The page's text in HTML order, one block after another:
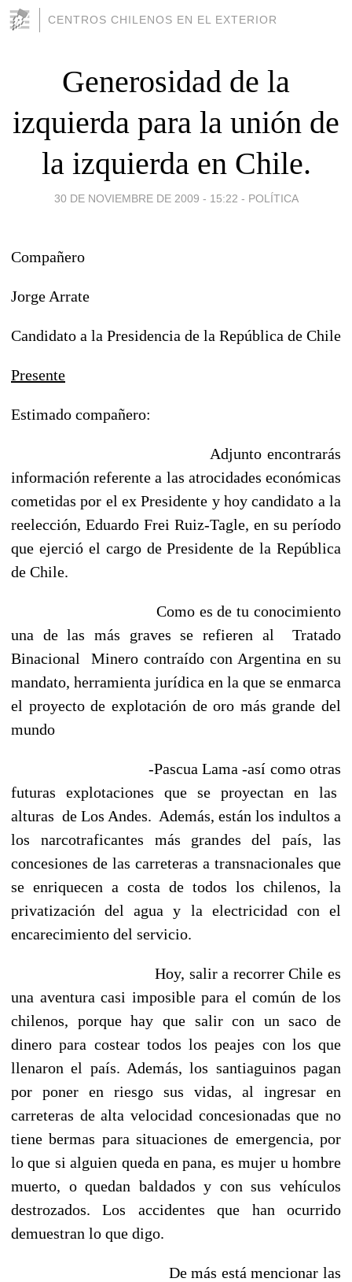
CENTROS CHILENOS EN EL EXTERIOR
Generosidad de la
izquierda para la unión de
la izquierda en Chile.
30 DE NOVIEMBRE DE 2009 - 15:22 - POLÍTICA
Compañero
Jorge Arrate
Candidato a la Presidencia de la República de Chile
Presente
Estimado compañero:
Adjunto encontrarás
información referente a las atrocidades económicas
cometidas por el ex Presidente y hoy candidato a la
reelección, Eduardo Frei Ruiz-Tagle, en su período
que ejerció el cargo de Presidente de la República
de Chile.
Como es de tu conocimiento
una de las más graves se refieren al Tratado
Binacional Minero contraído con Argentina en su
mandato, herramienta jurídica en la que se enmarca
el proyecto de explotación de oro más grande del
mundo
-Pascua Lama -así como otras
futuras explotaciones que se proyectan en las
alturas de Los Andes. Además, están los indultos a
los narcotraficantes más grandes del país, las
concesiones de las carreteras a transnacionales que
se enriquecen a costa de todos los chilenos, la
privatización del agua y la electricidad con el
encarecimiento del servicio.
Hoy, salir a recorrer Chile es
una aventura casi imposible para el común de los
chilenos, porque hay que salir con un saco de
dinero para costear todos los peajes con los que
llenaron el país. Además, los santiaguinos pagan
por poner en riesgo sus vidas, al ingresar en
carreteras de alta velocidad concesionadas que no
tiene bermas para situaciones de emergencia, por
lo que si alguien queda en pana, es mujer u hombre
muerto, o quedan baldados y con sus vehículos
destrozados. Los accidentes que han ocurrido
demuestran lo que digo.
De más está mencionar las